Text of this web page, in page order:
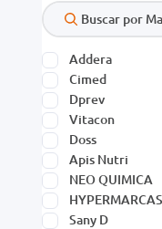
Addera
Cimed
Dprev
Vitacon
Doss
Apis Nutri
NEO QUIMICA
Sany D